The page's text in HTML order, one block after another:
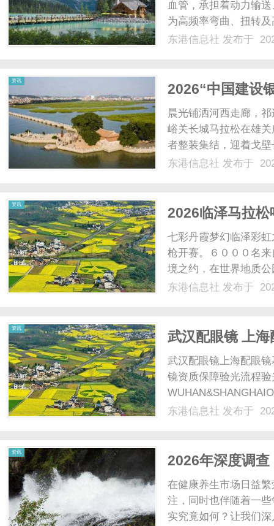
血管，承担着动力输
为高频率弯曲、扭转
运、喷涂及医疗手术
东港信息社 发布于
资讯
2026“中国建设
晨光铺洒河西走廊，
峪关长城马拉松在雄
者整装集结，迎着戈
一场兼具历史厚度与
东港信息社 发布于
资讯
2026临泽马拉松
七彩丹霞梦幻临泽彩
枪开赛。６０００名
境之约，在世界地质
织的奔跑盛宴。穿行
东港信息社 发布于
资讯
武汉配眼镜 上海
武汉配眼镜上海配眼
镜资质保障验光流程
配镜的写字楼眼镜店
东港信息社 发布于
资讯
2026年深度调
在健康养生市场日益
注，同时也伴随着一
实究竟如何？让我们